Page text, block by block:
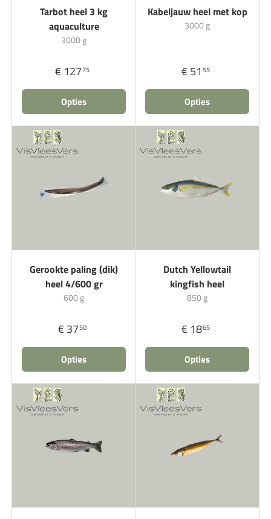
Tarbot heel 3 kg
aquaculture
3000 g
€ 12775
Opties
Kabeljauw heel met kop
3000 g
€ 51 55
Opties
Gerookte paling (dik)
heel 4/600 gr
600 g
€ 3750
Opties
Dutch Yellowtail
kingfish heel
850 g
€ 1865
Opties